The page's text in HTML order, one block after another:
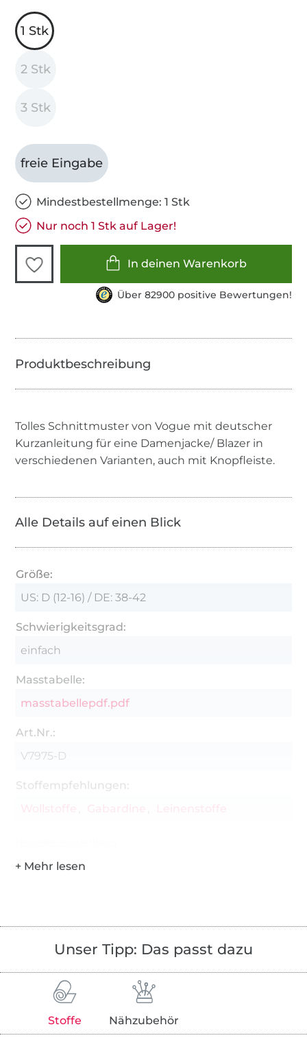
1 Stk
2 Stk
3 Stk
freie Eingabe
Mindestbestellmenge: 1 Stk
Nur noch 1 Stk auf Lager!
In deinen Warenkorb
Über 82900 positive Bewertungen!
Tolles Schnittmuster von Vogue mit deutscher
Kurzanleitung für eine Damenjacke/ Blazer in
verschiedenen Varianten, auch mit Knopfleiste.
Alle Details auf einen Blick
Größe:
US: D (12-16) / DE: 38-42
Schwierigkeitsgrad:
einfach
Masstabelle:
masstabellepdf.pdf
Art.Nr.:
V7975-D
Stoffempfehlungen:
Unser Tipp: Das passt dazu
Stoffe Nähzubehör